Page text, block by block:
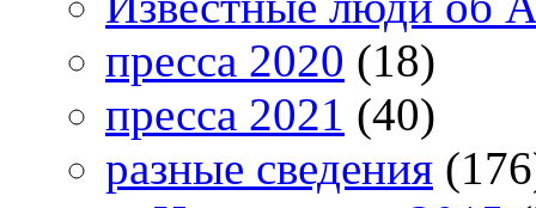
пресса 2020 (18)
пресса 2021 (40)
разные сведения